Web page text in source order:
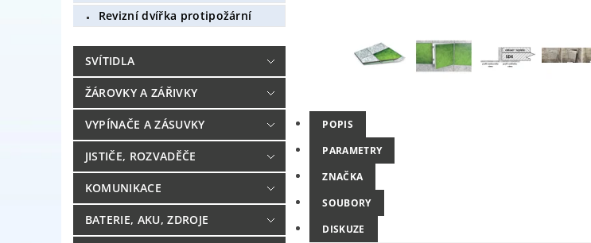
Revizní dvířka protipožární
SVÍTIDLA
ŽÁROVKY A ZÁŘIVKY
VYPÍNAČE A ZÁSUVKY
JISTIČE, ROZVADĚČE
KOMUNIKACE
BATERIE, AKU, ZDROJE
POPIS
PARAMETRY
ZNAČKA
SOUBORY
DISKUZE